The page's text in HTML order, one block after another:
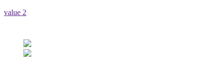
value 2